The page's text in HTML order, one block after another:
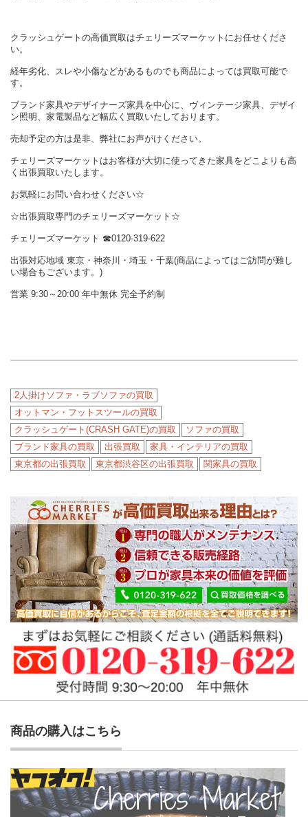
クラッシュゲートの高価買取はチェリーズマーケットにお任せくださ
い。
経年劣化、スレや小傷などがあるものでも商品によっては買取可能で
す。
ブランド家具やデザイナーズ家具を中心に、ヴィンテージ家具、デザイ
ン照明、家電製品など幅広く買取いたしております。
売却予定の方は是非、弊社にお声がけください。
チェリーズマーケットはお客様が大切に使ってきた家具をどこよりも高
く出張買取いたします。
お気軽にお問い合わせください☆
☆出張買取専門のチェリーズマーケット☆
チェリーズマーケット ☎︎0120-319-622
出張対応地域 東京・神奈川・埼玉・千葉(商品によってはご訪問が難し
い場合もございます。)
営業 9:30～20:00 年中無休 完全予約制
2人掛けソファ・ラブソファの買取
オットマン・フットスツールの買取
クラッシュゲート(CRASH GATE)の買取
ソファの買取
ブランド家具の買取
出張買取
家具・インテリアの買取
東京都の出張買取
東京都渋谷区の出張買取 関家具の買取
商品の購入はこちら